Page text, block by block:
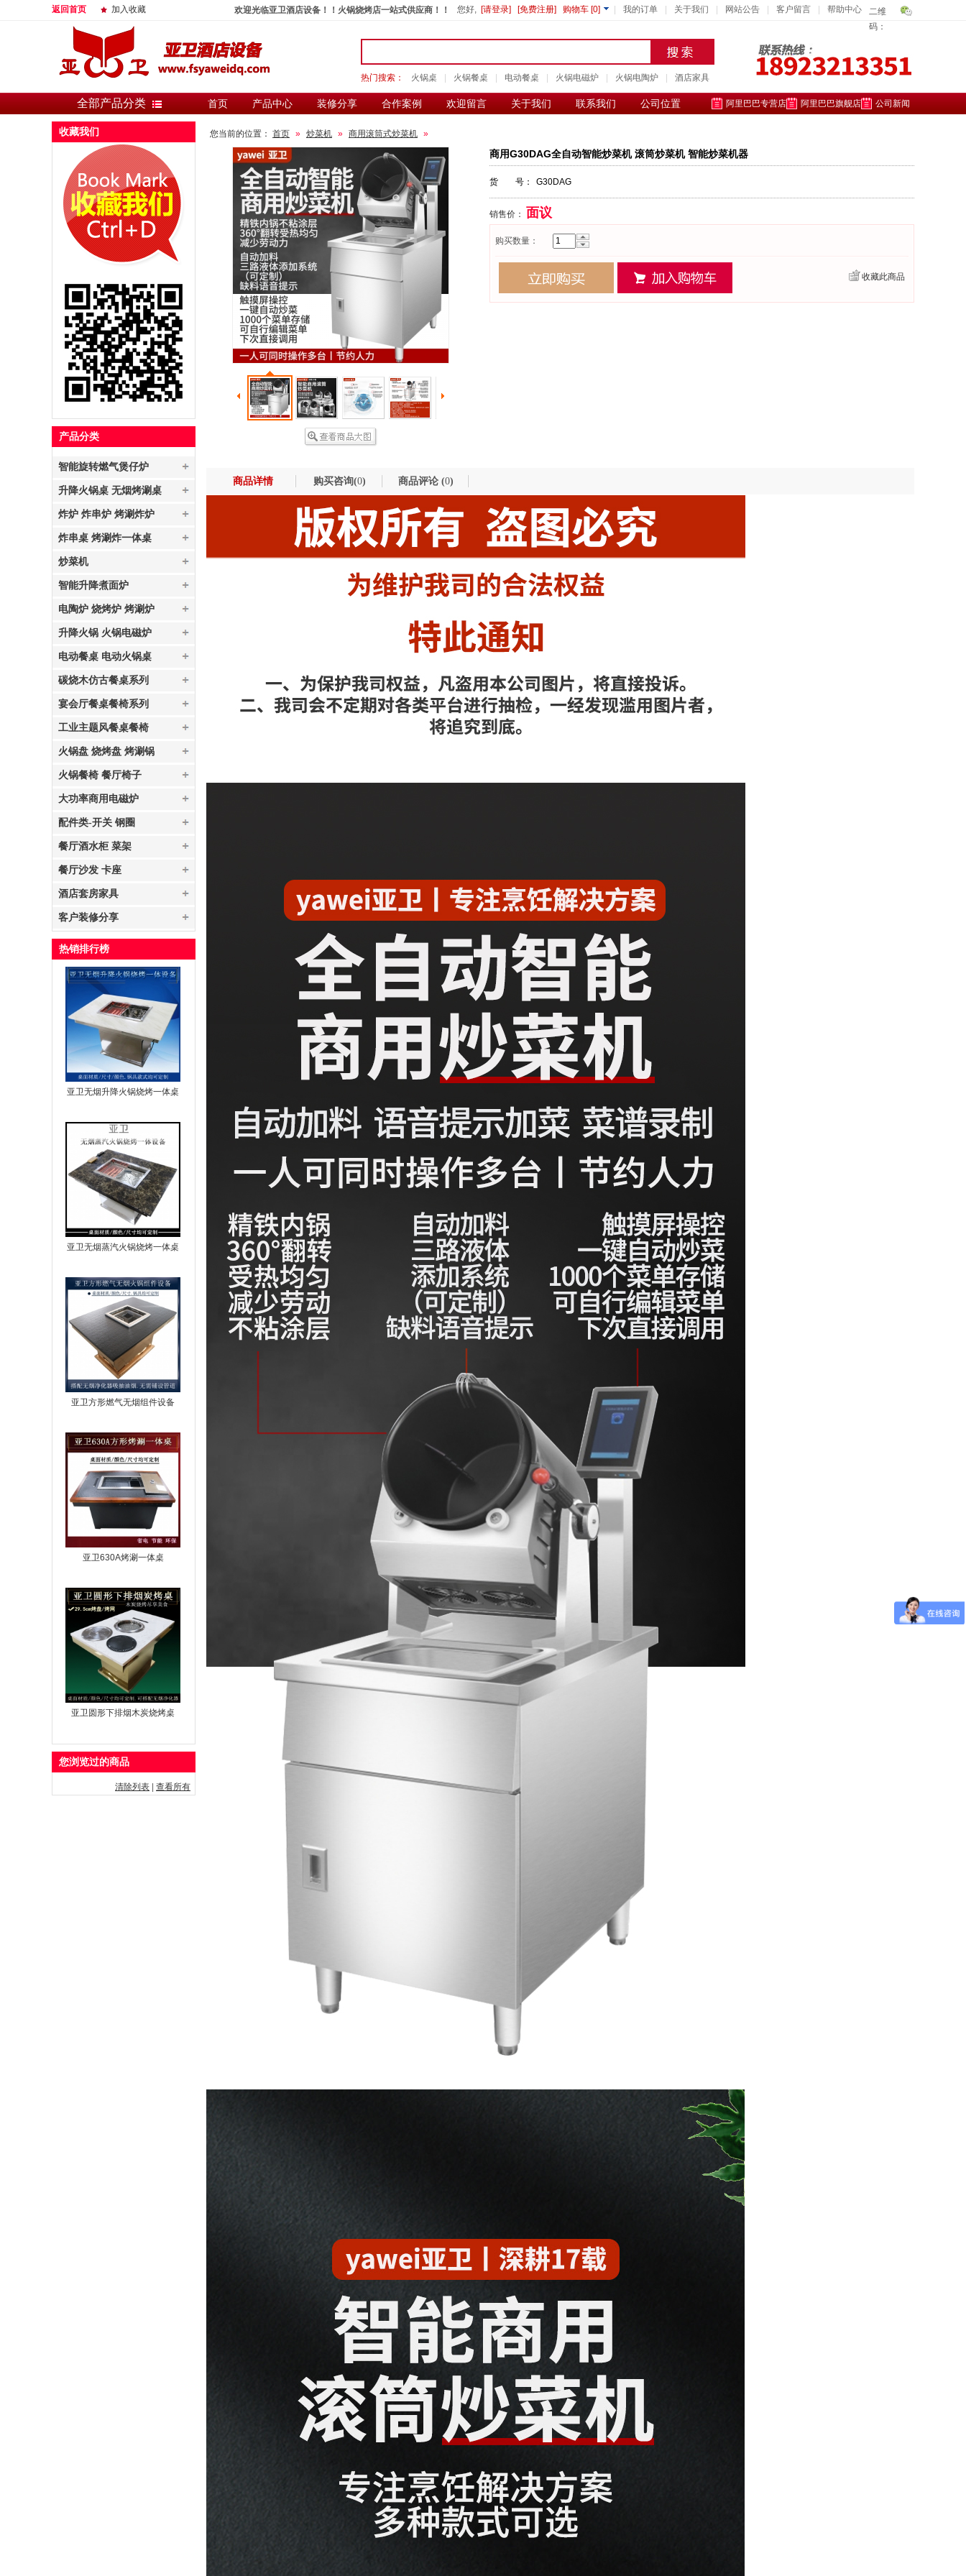
返回首页 加入收藏
二维
码：
我的订单 关于我们 网站公告 客户留言 帮助中心
您好, [请登录] [免费注册] 购物车 [0]
欢迎光临亚卫酒店设备！！火锅烧烤店一站式供应商！！
热门搜索： 火锅桌 火锅餐桌 电动餐桌 火锅电磁炉 火锅电陶炉 酒店家具
全部产品分类 首页 产品中心 装修分享 合作案例 欢迎留言 关于我们 联系我们 公司位置 阿里巴巴专营店 阿里巴巴旗舰店 公司新闻
您当前的位置： 首页 » 炒菜机 » 商用滚筒式炒菜机 »
商用G30DAG全自动智能炒菜机 滚筒炒菜机 智能炒菜机器
货 号： G30DAG
销售价： 面议
购买数量：
收藏此商品
商品详情 购买咨询(0) 商品评论 (0)
收藏我们
产品分类
智能旋转燃气煲仔炉
升降火锅桌 无烟烤涮桌
炸炉 炸串炉 烤涮炸炉
炸串桌 烤涮炸一体桌
炒菜机
智能升降煮面炉
电陶炉 烧烤炉 烤涮炉
升降火锅 火锅电磁炉
电动餐桌 电动火锅桌
碳烧木仿古餐桌系列
宴会厅餐桌餐椅系列
工业主题风餐桌餐椅
火锅盘 烧烤盘 烤涮锅
火锅餐椅 餐厅椅子
大功率商用电磁炉
配件类-开关 钢圈
餐厅酒水柜 菜架
餐厅沙发 卡座
酒店套房家具
客户装修分享
热销排行榜
亚卫无烟升降火锅烧烤一体桌
亚卫无烟蒸汽火锅烧烤一体桌
亚卫方形燃气无烟组件设备
亚卫630A烤涮一体桌
亚卫圆形下排烟木炭烧烤桌
您浏览过的商品
清除列表 查看所有